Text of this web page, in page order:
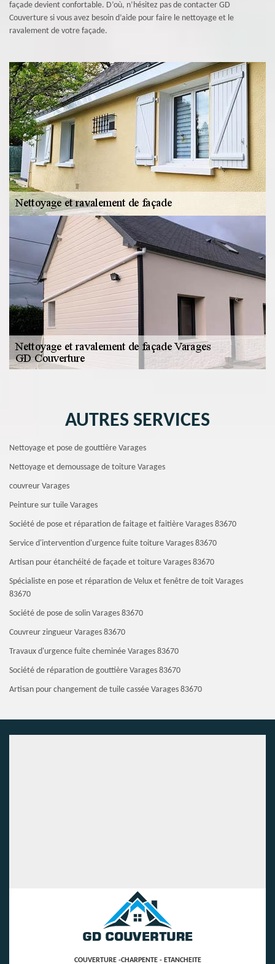
façade devient confortable. D’où, n’hésitez pas de contacter GD
Couverture si vous avez besoin d’aide pour faire le nettoyage et le
ravalement de votre façade.
AUTRES SERVICES
Nettoyage et pose de gouttière Varages
Nettoyage et demoussage de toiture Varages
couvreur Varages
Peinture sur tuile Varages
Société de pose et réparation de faitage et faitière Varages 83670
Service d'intervention d'urgence fuite toiture Varages 83670
Artisan pour étanchéité de façade et toiture Varages 83670
Spécialiste en pose et réparation de Velux et fenêtre de toit Varages
83670
Société de pose de solin Varages 83670
Couvreur zingueur Varages 83670
Travaux d'urgence fuite cheminée Varages 83670
Société de réparation de gouttière Varages 83670
Artisan pour changement de tuile cassée Varages 83670
COUVERTURE -CHARPENTE - ETANCHEITE